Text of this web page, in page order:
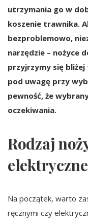
utrzymania go w
koszenie trawnika.
bezproblemowo,
narzędzie – nożyce
przyjrzymy się
pod uwagę przy
pewność, że
oczekiwania.
Rodzaj
Na początek, warto
ręcznymi czy